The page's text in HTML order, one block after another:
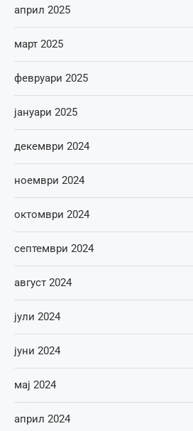
април 2025
март 2025
февруари 2025
јануари 2025
декември 2024
ноември 2024
октомври 2024
септември 2024
август 2024
јули 2024
јуни 2024
мај 2024
април 2024